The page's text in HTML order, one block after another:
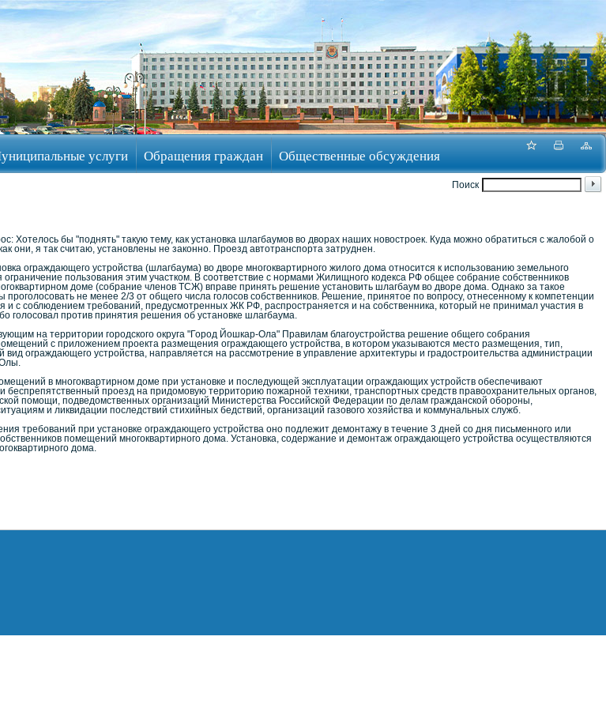
услуги Обращения граждан Общественные обсуждения
Поиск
Хотелось бы "поднять" такую тему, как установка шлагбаумов во дворах наших новостроек. Куда можно обратиться с жалобой о
они, я так считаю, установлены не законно. Проезд автотранспорта затруднен.
ограждающего устройства (шлагбаума) во дворе многоквартирного жилого дома относится к использованию земельного
ограничение пользования этим участком. В соответствие с нормами Жилищного кодекса РФ общее собрание собственников
доме (собрание членов ТСЖ) вправе принять решение установить шлагбаум во дворе дома. Однако за такое
не менее 2/3 от общего числа голосов собственников. Решение, принятое по вопросу, отнесенному к компетенции
и с соблюдением требований, предусмотренных ЖК РФ, распространяется и на собственника, который не принимал участия в
голосовал против принятия решения об установке шлагбаума.
на территории городского округа "Город Йошкар-Ола" Правилам благоустройства решение общего собрания
с приложением проекта размещения ограждающего устройства, в котором указываются место размещения, тип,
вид ограждающего устройства, направляется на рассмотрение в управление архитектуры и градостроительства администрации
в многоквартирном доме при установке и последующей эксплуатации ограждающих устройств обеспечивают
и беспрепятственный проезд на придомовую территорию пожарной техники, транспортных средств правоохранительных органов,
помощи, подведомственных организаций Министерства Российской Федерации по делам гражданской обороны,
и ликвидации последствий стихийных бедствий, организаций газового хозяйства и коммунальных служб.
требований при установке ограждающего устройства оно подлежит демонтажу в течение 3 дней со дня письменного или
помещений многоквартирного дома. Установка, содержание и демонтаж ограждающего устройства осуществляются
дома.